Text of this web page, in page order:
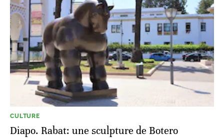
CULTURE
Diapo. Rabat: une sculpture de Botero